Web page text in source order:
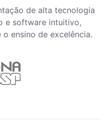
de alta tecnologia
e software intuitivo,
ensino de excelência.